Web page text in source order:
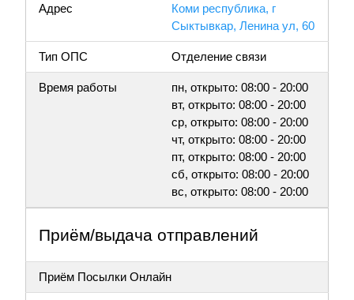
Адрес
Коми республика, г
Сыктывкар, Ленина ул, 60
Тип ОПС Отделение связи
Время работы
пн, открыто: 08:00 - 20:00
вт, открыто: 08:00 - 20:00
ср, открыто: 08:00 - 20:00
чт, открыто: 08:00 - 20:00
пт, открыто: 08:00 - 20:00
сб, открыто: 08:00 - 20:00
вс, открыто: 08:00 - 20:00
Приём/выдача отправлений
Приём Посылки Онлайн